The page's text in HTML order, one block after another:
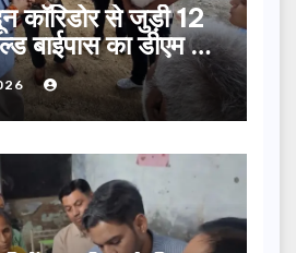
कॉरिडोर से जुड़ी 12
बाईपास का डीएम ने